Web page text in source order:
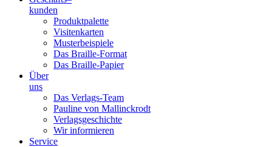
kunden
Produktpalette
Visitenkarten
Musterbeispiele
Das Braille-Format
Das Braille-Papier
Über
uns
Das Verlags-Team
Pauline von Mallinckrodt
Verlagsgeschichte
Wir informieren
Service